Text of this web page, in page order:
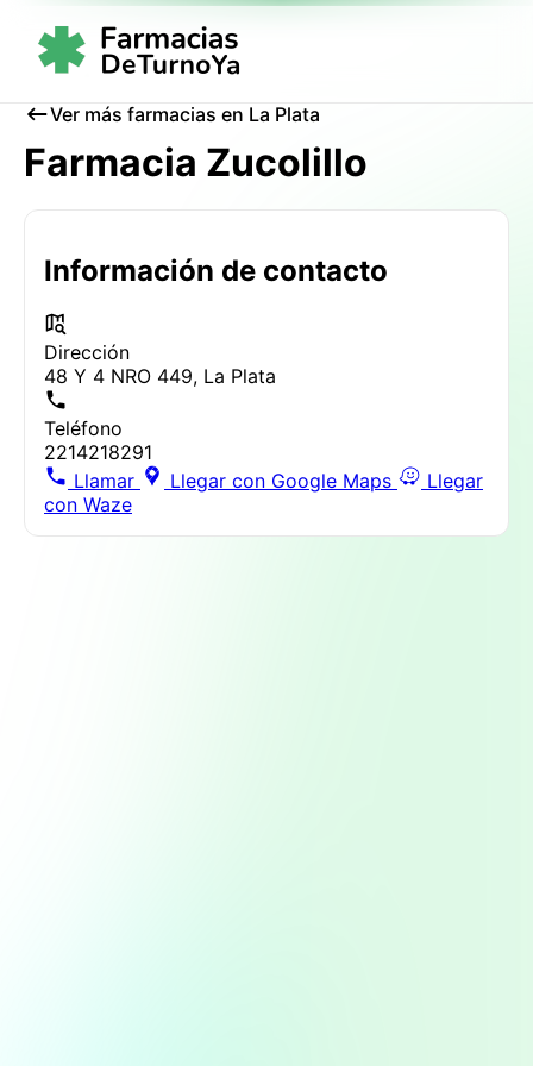
Ver más farmacias en La Plata
Farmacia Zucolillo
Información de contacto
Dirección
48 Y 4 NRO 449, La Plata
Teléfono
2214218291
Llamar
Llegar con Google Maps
Llegar
con Waze